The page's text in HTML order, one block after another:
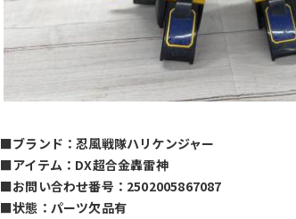
■ブランド：忍風戦隊ハリケンジャー
■アイテム：DX超合金轟雷神
■お問い合わせ番号：2502005867087
■状態：パーツ欠品有